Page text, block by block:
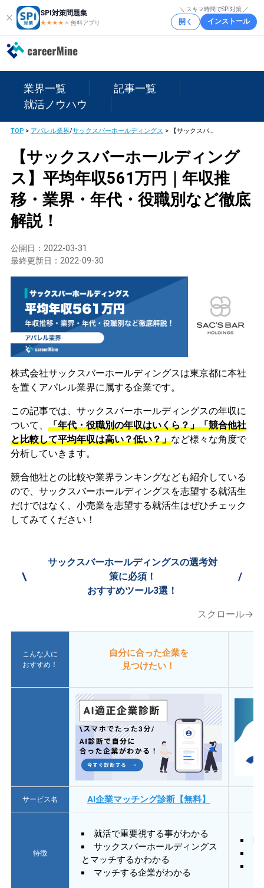
SPI対策問題集
★★★★ ★★
無料アプリ
＼ スキマ時間でSPI対策 ／
開く インストール
業界一覧
記事一覧
就活ノウハウ
TOP> アパレル業界/サックスバーホールディングス > 【サックスバーホールディングス】平均年収561万円｜年収推移・業界・年代・役職別など徹底解説！
【サックスバーホールディング
ス】平均年収561万円｜年収推
移・業界・年代・役職別など徹底
解説！
公開日： 2022-03-31
最終更新日： 2022-09-30
株式会社サックスバーホールディングスは東京都に本社
を置くアパレル業界に属する企業です。
この記事では、サックスバーホールディングスの年収に
ついて、 「年代・役職別の年収はいくら？」「競合他社
と比較して平均年収は高い？低い？」など様々な角度で
分析していきます。
競合他社との比較や業界ランキングなども紹介している
ので、サックスバーホールディングスを志望する就活生
だけではなく、小売業を志望する就活生はぜひチェック
してみてください！
\
サックスバーホールディングスの選考対
策に必須！
おすすめツール3選！
/
スクロール→
こんな人に
おすすめ！
自分に合った企業を
見つけたい！
サービス名 AI企業マッチング診断【無料】
特徴
就活で重要視する事がわかる
サックスバーホールディングス
とマッチするかわかる
マッチする企業がわかる
質